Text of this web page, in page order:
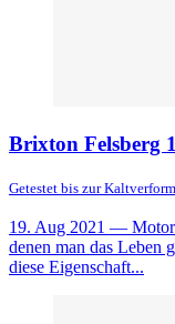
Brixton Felsberg
Getestet bis zur
19. Aug 2021 —
denen man das Leben
diese Eigenschaft...